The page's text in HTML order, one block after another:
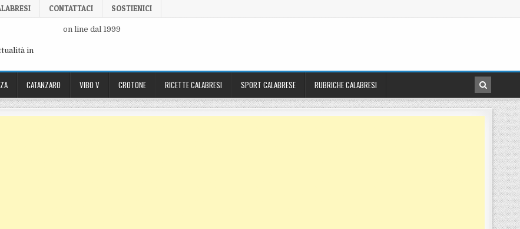
CONTATTACI SOSTIENICI
in
on line dal 1999
CATANZARO VIBO V CROTONE RICETTE CALABRESI SPORT CALABRESE RUBRICHE CALABRESI